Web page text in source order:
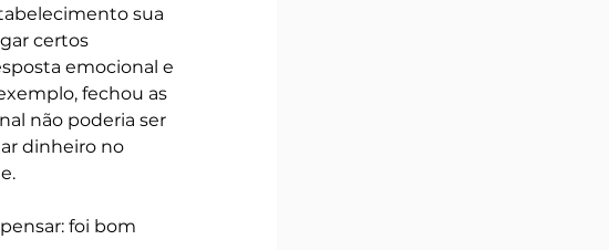
sua
certos
emocional e
fechou as
não poderia ser
dinheiro no
foi bom